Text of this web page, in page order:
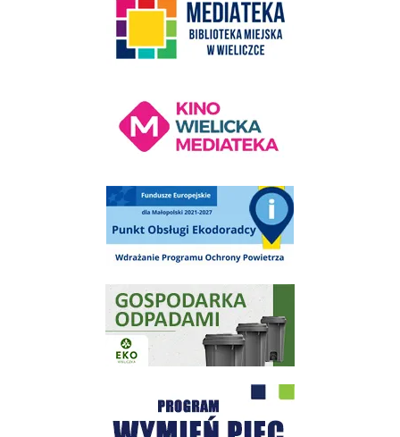
Punkt Obsługi Ekodoradcy Wieliczka
Gospodarka odpadami na terenie Miasta i Gminy Wieliczka
Program "Czyste Powietrze" - Wieliczka